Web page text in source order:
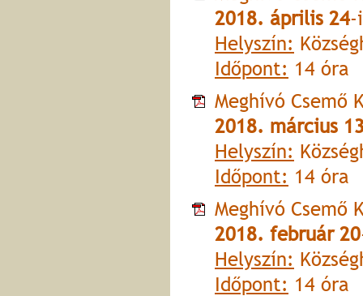
2018. április 24-
Helyszín:
Időpont: 14 óra
Meghívó Csemő
2018. március
Helyszín:
Időpont: 14 óra
Meghívó Csemő
2018. február 20
Helyszín:
Időpont: 14 óra